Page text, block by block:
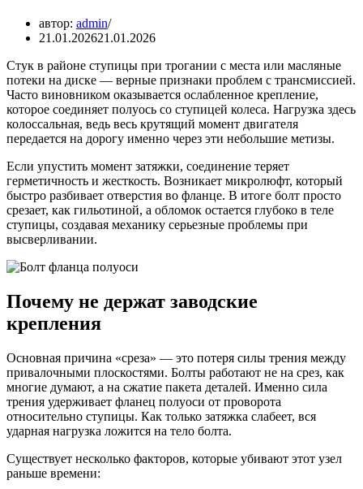
автор: admin
21.01.202621.01.2026
Стук в районе ступицы при трогании с места или масляные
потеки на диске — верные признаки проблем с трансмиссией.
Часто виновником оказывается ослабленное крепление,
которое соединяет полуось со ступицей колеса. Нагрузка здесь
колоссальная, ведь весь крутящий момент двигателя
передается на дорогу именно через эти небольшие метизы.
Если упустить момент затяжки, соединение теряет
герметичность и жесткость. Возникает микролюфт, который
быстро разбивает отверстия во фланце. В итоге болт просто
срезает, как гильотиной, а обломок остается глубоко в теле
ступицы, создавая механику серьезные проблемы при
высверливании.
Почему не держат заводские
крепления
Основная причина «среза» — это потеря силы трения между
привалочными плоскостями. Болты работают не на срез, как
многие думают, а на сжатие пакета деталей. Именно сила
трения удерживает фланец полуоси от проворота
относительно ступицы. Как только затяжка слабеет, вся
ударная нагрузка ложится на тело болта.
Существует несколько факторов, которые убивают этот узел
раньше времени: